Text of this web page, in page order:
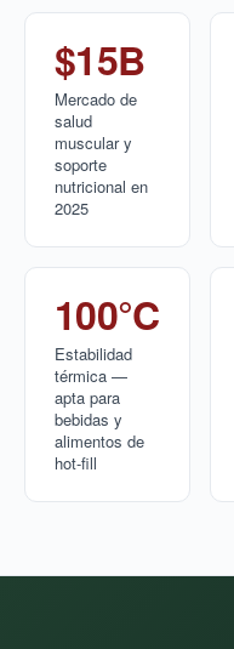
$15B
Mercado de
salud
muscular y
soporte
nutricional en
2025
100°C
Estabilidad
térmica —
apta para
bebidas y
alimentos de
hot-fill